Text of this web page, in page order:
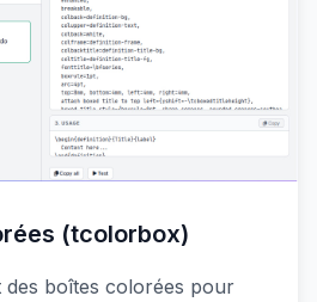
(tcolorbox)
des boîtes colorées pour